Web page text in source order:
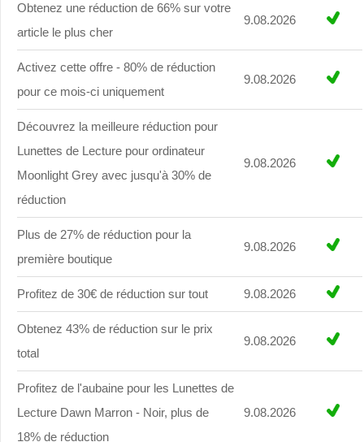
Obtenez une réduction de 66% sur votre
article le plus cher
9.08.2026
Activez cette offre - 80% de réduction
pour ce mois-ci uniquement
9.08.2026
Découvrez la meilleure réduction pour
Lunettes de Lecture pour ordinateur
Moonlight Grey avec jusqu'à 30% de
réduction
9.08.2026
Plus de 27% de réduction pour la
première boutique
9.08.2026
Profitez de 30€ de réduction sur tout 9.08.2026
Obtenez 43% de réduction sur le prix
total
9.08.2026
Profitez de l'aubaine pour les Lunettes de
Lecture Dawn Marron - Noir, plus de
18% de réduction
9.08.2026